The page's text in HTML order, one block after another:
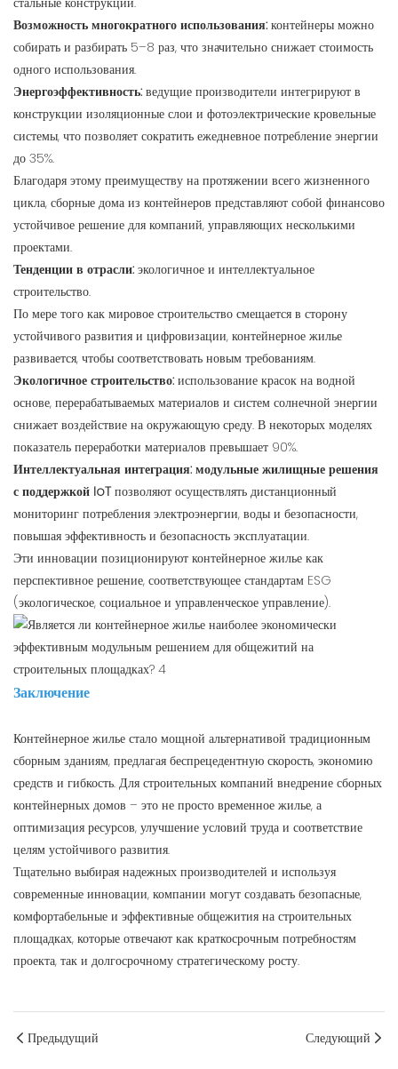
Возможность многократного использования: контейнеры можно
собирать и разбирать 5–8 раз, что значительно снижает стоимость
одного использования.
Энергоэффективность: ведущие производители интегрируют в
конструкции изоляционные слои и фотоэлектрические кровельные
системы, что позволяет сократить ежедневное потребление энергии
до 35%.
Благодаря этому преимуществу на протяжении всего жизненного
цикла, сборные дома из контейнеров представляют собой финансово
устойчивое решение для компаний, управляющих несколькими
проектами.
Тенденции в отрасли: экологичное и интеллектуальное
строительство.
По мере того как мировое строительство смещается в сторону
устойчивого развития и цифровизации, контейнерное жилье
развивается, чтобы соответствовать новым требованиям.
Экологичное строительство: использование красок на водной
основе, перерабатываемых материалов и систем солнечной энергии
снижает воздействие на окружающую среду. В некоторых моделях
показатель переработки материалов превышает 90%.
Интеллектуальная интеграция: модульные жилищные решения
с поддержкой IoTпозволяют осуществлять дистанционный
мониторинг потребления электроэнергии, воды и безопасности,
повышая эффективность и безопасность эксплуатации.
Эти инновации позиционируют контейнерное жилье как
перспективное решение, соответствующее стандартам ESG
(экологическое, социальное и управленческое управление).
Заключение
Контейнерное жилье стало мощной альтернативой традиционным
сборным зданиям, предлагая беспрецедентную скорость, экономию
средств и гибкость. Для строительных компаний внедрение сборных
контейнерных домов – это не просто временное жилье, а
оптимизация ресурсов, улучшение условий труда и соответствие
целям устойчивого развития.
Тщательно выбирая надежных производителей и используя
современные инновации, компании могут создавать безопасные,
комфортабельные и эффективные общежития на строительных
площадках, которые отвечают как краткосрочным потребностям
проекта, так и долгосрочному стратегическому росту.
Предыдущий Следующий